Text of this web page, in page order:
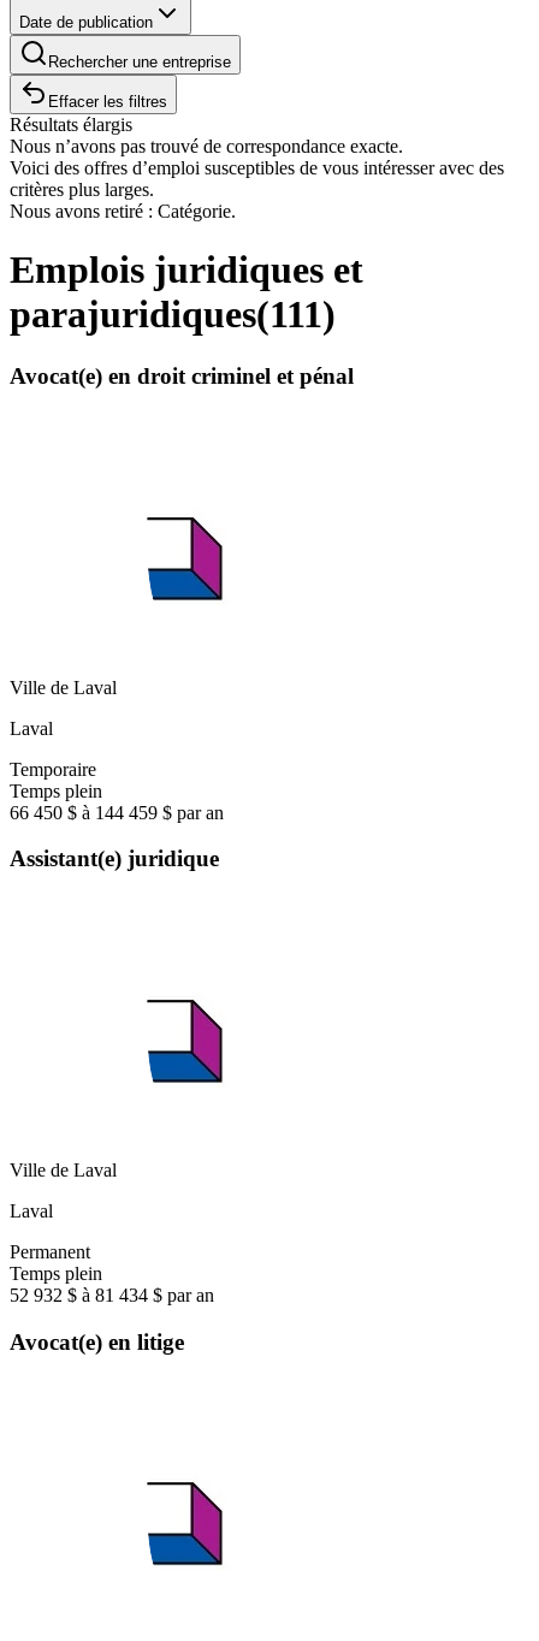
Date de publication
Rechercher une entreprise
Effacer les filtres
Résultats élargis
Nous n’avons pas trouvé de correspondance exacte.
Voici des offres d’emploi susceptibles de vous intéresser avec des
critères plus larges.
Nous avons retiré : Catégorie.
Emplois juridiques et
parajuridiques(111)
Avocat(e) en droit criminel et pénal
Ville de Laval
Laval
Temporaire
Temps plein
66 450 $ à 144 459 $ par an
Assistant(e) juridique
Ville de Laval
Laval
Permanent
Temps plein
52 932 $ à 81 434 $ par an
Avocat(e) en litige